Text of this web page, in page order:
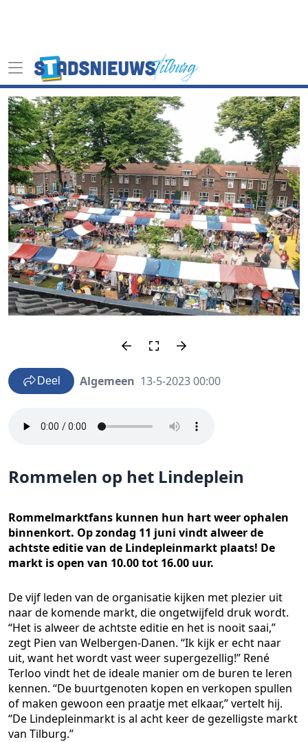
Deel Algemeen 13-5-2023 00:00
Rommelen op het Lindeplein
Rommelmarktfans kunnen hun hart weer ophalen
binnenkort. Op zondag 11 juni vindt alweer de
achtste editie van de Lindepleinmarkt plaats! De
markt is open van 10.00 tot 16.00 uur.
De vijf leden van de organisatie kijken met plezier uit
naar de komende markt, die ongetwijfeld druk wordt.
“Het is alweer de achtste editie en het is nooit saai,”
zegt Pien van Welbergen-Danen. “Ik kijk er echt naar
uit, want het wordt vast weer supergezellig!” René
Terloo vindt het de ideale manier om de buren te leren
kennen. “De buurtgenoten kopen en verkopen spullen
of maken gewoon een praatje met elkaar,” vertelt hij.
“De Lindepleinmarkt is al acht keer de gezelligste markt
van Tilburg.”